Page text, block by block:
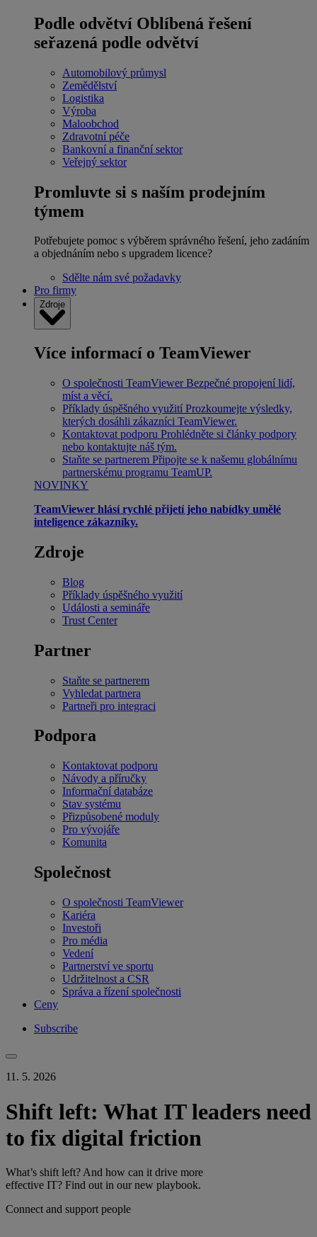
Podle odvětví Oblíbená řešení
seřazená podle odvětví
Automobilový průmysl
Zemědělství
Logistika
Výroba
Maloobchod
Zdravotní péče
Bankovní a finanční sektor
Veřejný sektor
Promluvte si s naším prodejním
týmem
Potřebujete pomoc s výběrem správného řešení, jeho zadáním
a objednáním nebo s upgradem licence?
Sdělte nám své požadavky
Pro firmy
Zdroje
Více informací o TeamViewer
O společnosti TeamViewer Bezpečné propojení lidí,
míst a věcí.
Příklady úspěšného využití Prozkoumejte výsledky,
kterých dosáhli zákazníci TeamViewer.
Kontaktovat podporu Prohlédněte si články podpory
nebo kontaktujte náš tým.
Staňte se partnerem Připojte se k našemu globálnímu
partnerskému programu TeamUP.
NOVINKY
TeamViewer hlásí rychlé přijetí jeho nabídky umělé
inteligence zákazníky.
Zdroje
Blog
Příklady úspěšného využití
Události a semináře
Trust Center
Partner
Staňte se partnerem
Vyhledat partnera
Partneři pro integraci
Podpora
Kontaktovat podporu
Návody a příručky
Informační databáze
Stav systému
Přizpůsobené moduly
Pro vývojáře
Komunita
Společnost
O společnosti TeamViewer
Kariéra
Investoři
Pro média
Vedení
Partnerství ve sportu
Udržitelnost a CSR
Správa a řízení společnosti
Ceny
Subscribe
11. 5. 2026
Shift left: What IT leaders need
to fix digital friction
What’s shift left? And how can it drive more
effective IT? Find out in our new playbook.
Connect and support people